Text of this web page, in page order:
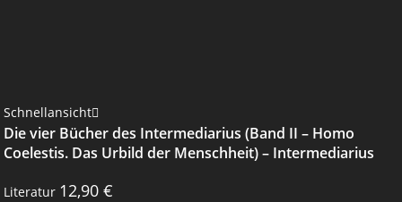
Schnellansicht
Die vier Bücher des Intermediarius (Band II – Homo
Coelestis. Das Urbild der Menschheit) – Intermediarius
Literatur 12,90 €